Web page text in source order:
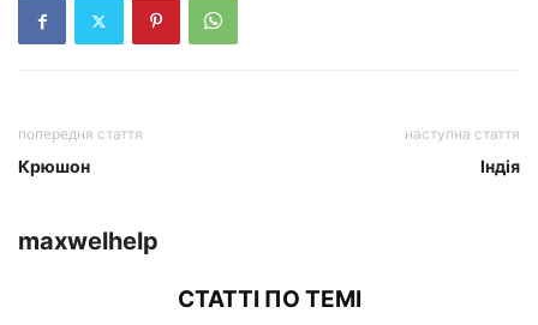
попередня стаття
Крюшон
наступна стаття
Індія
maxwelhelp
СТАТТІ ПО ТЕМІ